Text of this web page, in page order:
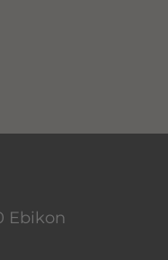
Ebikon